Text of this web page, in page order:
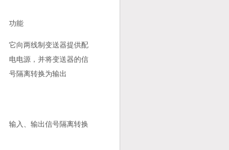
功能
它向两线制变送器提供配
电电源，并将变送器的信
号隔离转换为输出
输入、输出信号隔离转换